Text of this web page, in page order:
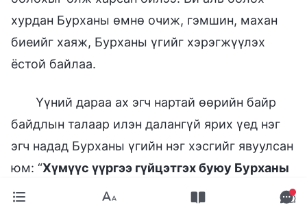
хурдан Бурханы өмнө очиж, гэмшин, махан
биеийг хаяж, Бурханы үгийг хэрэгжүүлэх
ёстой байлаа.
Үүний дараа ах эгч нартай өөрийн байр
байдлын талаар илэн далангүй ярих үед нэг
эгч надад Бурханы үгийн нэг хэсгийг явуулсан
юм: “Хүмүүс үүргээ гүйцэтгэх буюу Бурханы
өмнө аливаа ажил хийхдээ зүрх сэтгэл нь